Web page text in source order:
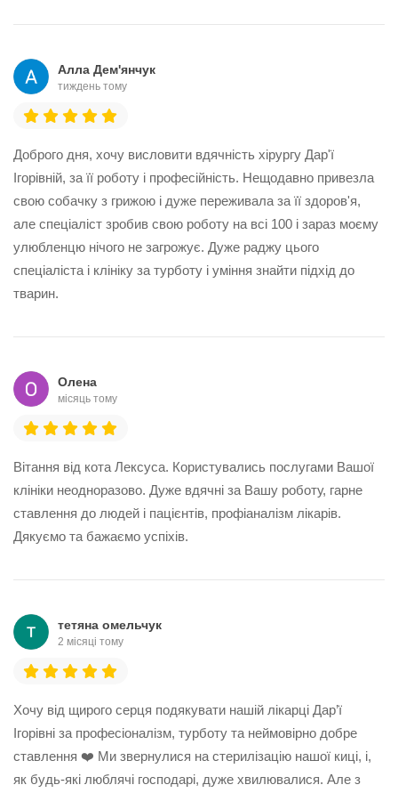
Алла Дем'янчук
тиждень тому
Доброго дня, хочу висловити вдячність хірургу Дар'ї
Ігорівній, за її роботу і професійність. Нещодавно привезла
свою собачку з грижою і дуже переживала за її здоров'я,
але спеціаліст зробив свою роботу на всі 100 і зараз моєму
улюбленцю нічого не загрожує. Дуже раджу цього
спеціаліста і клініку за турботу і уміння знайти підхід до
тварин.
Олена
місяць тому
Вітання від кота Лексуса. Користувались послугами Вашої
клініки неодноразово. Дуже вдячні за Вашу роботу, гарне
ставлення до людей і пацієнтів, профіаналізм лікарів.
Дякуємо та бажаємо успіхів.
тетяна омельчук
2 місяці тому
Хочу від щирого серця подякувати нашій лікарці Дар’ї
Ігорівні за професіоналізм, турботу та неймовірно добре
ставлення ❤️ Ми звернулися на стерилізацію нашої киці, і,
як будь-які люблячі господарі, дуже хвилювалися. Але з